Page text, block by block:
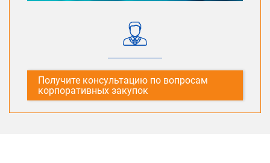
Получите консультацию по вопросам
корпоративных закупок